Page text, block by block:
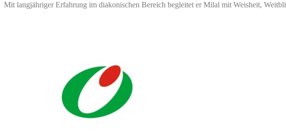
Mit langjähriger Erfahrung im diakonischen Bereich begleitet er Milal mit Weisheit,